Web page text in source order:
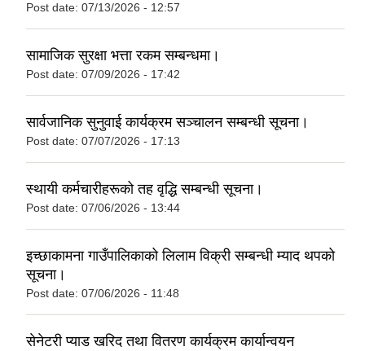
Post date: 07/13/2026 - 12:57
सामाजिक सुरक्षा भत्ता रकम सम्बन्धमा।
Post date: 07/09/2026 - 17:42
सार्वजानिक सुनुवाई कार्यक्रम सञ्चालन सम्बन्धी सूचना।
Post date: 07/07/2026 - 17:13
स्थायी कर्मचारीहरूको तह वृद्धि सम्बन्धी सूचना।
Post date: 07/06/2026 - 13:44
इच्छाकामना गाउँपालिकाको लिलाम विक्री सम्बन्धी म्याद थपको
सूचना।
Post date: 07/06/2026 - 11:48
सेनेटरी प्याड खरिद तथा वितरण कार्यक्रम कार्यान्वयन